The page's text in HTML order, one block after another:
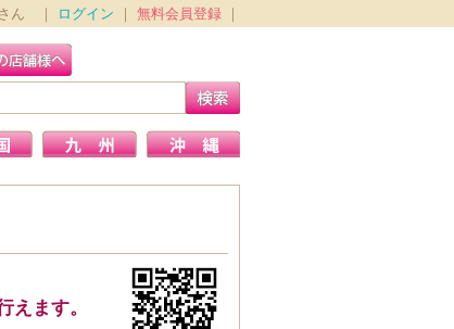
ん ｜ ログイン 無料会員登録
えます。